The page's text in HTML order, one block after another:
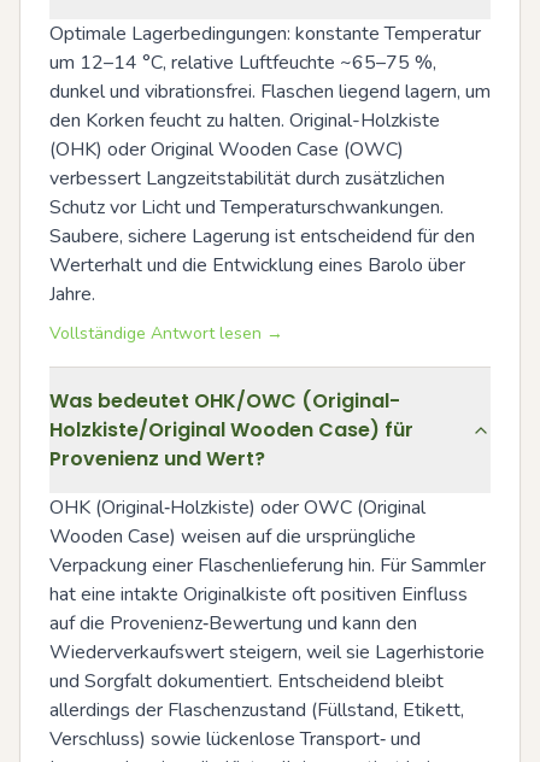
Optimale Lagerbedingungen: konstante Temperatur
um 12–14 °C, relative Luftfeuchte ~65–75 %,
dunkel und vibrationsfrei. Flaschen liegend lagern, um
den Korken feucht zu halten. Original-Holzkiste
(OHK) oder Original Wooden Case (OWC)
verbessert Langzeitstabilität durch zusätzlichen
Schutz vor Licht und Temperaturschwankungen.
Saubere, sichere Lagerung ist entscheidend für den
Werterhalt und die Entwicklung eines Barolo über
Jahre.
Vollständige Antwort lesen →
Was bedeutet OHK/OWC (Original-
Holzkiste/Original Wooden Case) für
Provenienz und Wert?
OHK (Original‑Holzkiste) oder OWC (Original
Wooden Case) weisen auf die ursprüngliche
Verpackung einer Flaschenlieferung hin. Für Sammler
hat eine intakte Originalkiste oft positiven Einfluss
auf die Provenienz‑Bewertung und kann den
Wiederverkaufswert steigern, weil sie Lagerhistorie
und Sorgfalt dokumentiert. Entscheidend bleibt
allerdings der Flaschenzustand (Füllstand, Etikett,
Verschluss) sowie lückenlose Transport‑ und